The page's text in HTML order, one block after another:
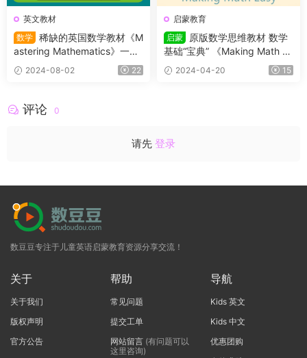
英文教材
数学 稀缺的英国数学教材《M
astering Mathematics》一套
完整的IGCSE前置课程教材，
教材+练习+答案
2024-08-02 22
启蒙教育
启蒙
原版数学思维教材 数学
基础“宝典” 《Making Math Ea
sy》系列，共六册，高清PDF
2024-04-20 15
评论 0
请先 登录
数豆豆专注于儿童英语启蒙教育资源分享交流！
关于
关于我们
版权声明
官方公告
帮助
常见问题
提交工单
网站留言(有问题可以
这里咨询)
导航
Kids 英文
Kids 中文
优惠团购